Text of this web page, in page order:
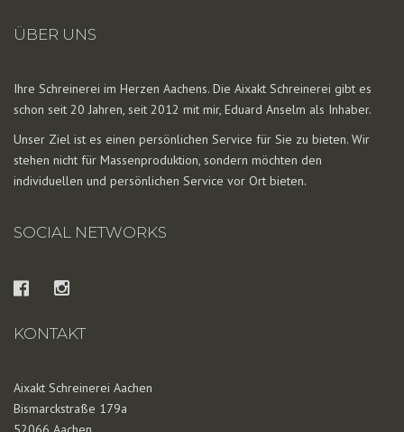
ÜBER UNS
Ihre Schreinerei im Herzen Aachens. Die Aixakt Schreinerei gibt es
schon seit 20 Jahren, seit 2012 mit mir, Eduard Anselm als Inhaber.
Unser Ziel ist es einen persönlichen Service für Sie zu bieten. Wir
stehen nicht für Massenproduktion, sondern möchten den
individuellen und persönlichen Service vor Ort bieten.
SOCIAL NETWORKS
KONTAKT
Aixakt Schreinerei Aachen
Bismarckstraße 179a